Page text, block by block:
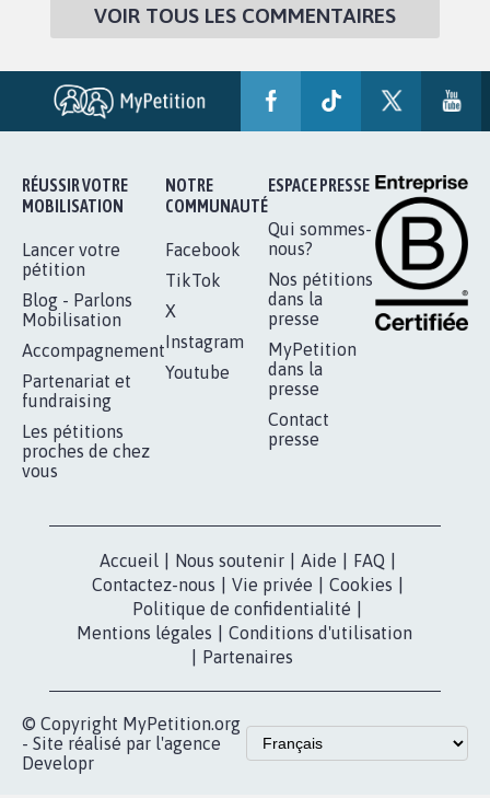
VOIR TOUS LES COMMENTAIRES
RÉUSSIR VOTRE
MOBILISATION
Lancer votre
pétition
Blog - Parlons
Mobilisation
Accompagnement
Partenariat et
fundraising
Les pétitions
proches de chez
vous
NOTRE
COMMUNAUTÉ
Facebook
TikTok
X
Instagram
Youtube
ESPACE PRESSE
Qui sommes-
nous?
Nos pétitions
dans la
presse
MyPetition
dans la
presse
Contact
presse
Accueil Nous soutenir Aide FAQ
Contactez-nous
Vie privée Cookies
Politique de confidentialité
Mentions légales
Conditions d'utilisation
Partenaires
© Copyright MyPetition.org
- Site réalisé par l'agence
Developr